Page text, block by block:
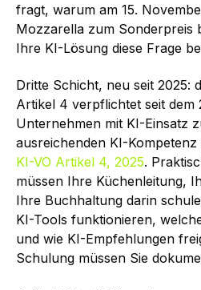
fragt, warum am 15.
Mozzarella zum Sonderpreis
Ihre KI-Lösung diese Frage
Dritte Schicht, neu seit 2025:
Artikel 4 verpflichtet seit dem
Unternehmen mit KI-Einsatz
ausreichenden KI-Kompetenz
KI-VO Artikel 4, 2025.
müssen Ihre Küchenleitung,
Ihre Buchhaltung darin
KI-Tools funktionieren,
und wie KI-Empfehlungen
Schulung müssen Sie